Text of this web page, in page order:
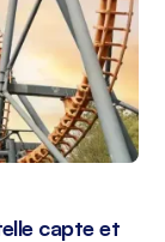
capte et